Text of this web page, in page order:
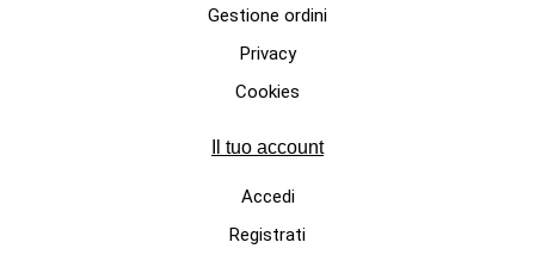
cani fashion. T-shirt in cotone
Gestione ordini
Privacy
Cookies
Il tuo account
Accedi
Registrati